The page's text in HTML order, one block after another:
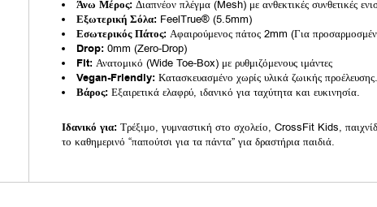
Άνω Μέρος: Διαπνέον πλέγμα (Mesh) με ανθεκτικές συνθετικές
Εξωτερική Σόλα: FeelTrue® (5.5mm)
Εσωτερικός Πάτος: Αφαιρούμενος πάτος 2mm (Για
Drop: 0mm (Zero-Drop)
Fit: Ανατομικό (Wide Toe-Box) με ρυθμιζόμενους ιμάντες
Vegan-Friendly: Κατασκευασμένο χωρίς υλικά ζωικής προέλευσης.
Βάρος: Εξαιρετικά ελαφρύ, ιδανικό για ταχύτητα και ευκινησία.
Ιδανικό για: Τρέξιμο, γυμναστική στο σχολείο, CrossFit Kids,
το καθημερινό “παπούτσι για τα πάντα” για δραστήρια παιδιά.